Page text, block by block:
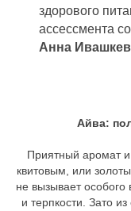
здорового
ассессмента
Анна
Айва:
Приятный аромат
квитовым, или
не вызывает особого
и терпкости. Зато